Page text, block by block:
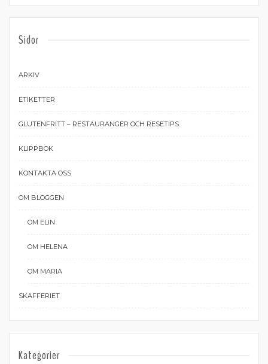
Sidor
ARKIV
ETIKETTER
GLUTENFRITT – RESTAURANGER OCH RESETIPS
KLIPPBOK
KONTAKTA OSS
OM BLOGGEN
OM ELIN
OM HELENA
OM MARIA
SKAFFERIET
Kategorier